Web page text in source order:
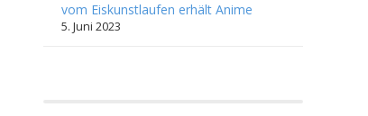
vom Eiskunstlaufen erhält Anime
5. Juni 2023